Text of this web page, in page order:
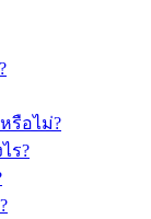
รือไม่?
ร?